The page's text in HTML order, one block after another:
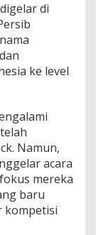
di
ke level
Namun,
acara
mereka
baru
kompetisi